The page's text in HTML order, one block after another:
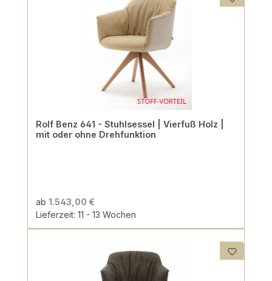
Rolf Benz 641 - Stuhlsessel | Vierfuß Holz |
mit oder ohne Drehfunktion
ab 1.543,00 €
Lieferzeit: 11 - 13 Wochen